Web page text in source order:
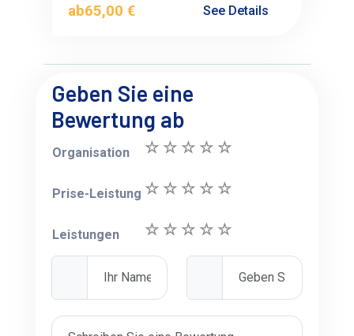
ab65,00 € See Details
Geben Sie eine
Bewertung ab
Organisation
Prise-Leistung
Leistungen